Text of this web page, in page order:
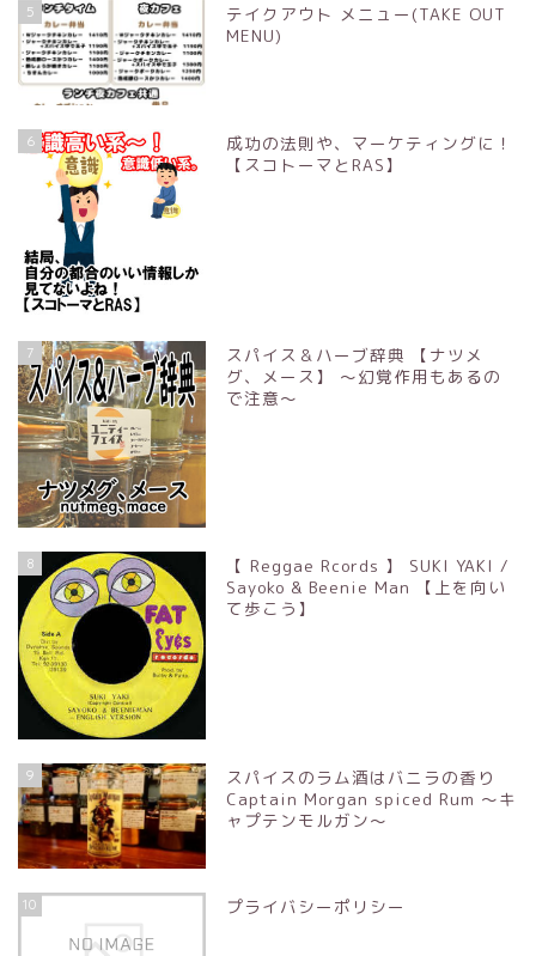
5
テイクアウト メニュー(TAKE OUT
MENU)
6
成功の法則や、マーケティングに！
【スコトーマとRAS】
7
スパイス＆ハーブ辞典 【ナツメ
グ、メース】 ～幻覚作用もあるの
で注意～
8
【 Reggae Rcords 】 SUKI YAKI /
Sayoko & Beenie Man 【上を向い
て歩こう】
9
スパイスのラム酒はバニラの香り
Captain Morgan spiced Rum ～キ
ャプテンモルガン～
10 プライバシーポリシー